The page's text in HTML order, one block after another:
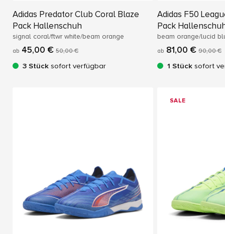
Adidas Predator Club Coral Blaze
Pack Hallenschuh
signal coral/ftwr white/beam orange
ab 45,00 € 50,00 €
3 Stück sofort verfügbar
Adidas F50
Pack
beam orange/lucid
ab 81,00 € 90,00 €
1 Stück sofort
SALE